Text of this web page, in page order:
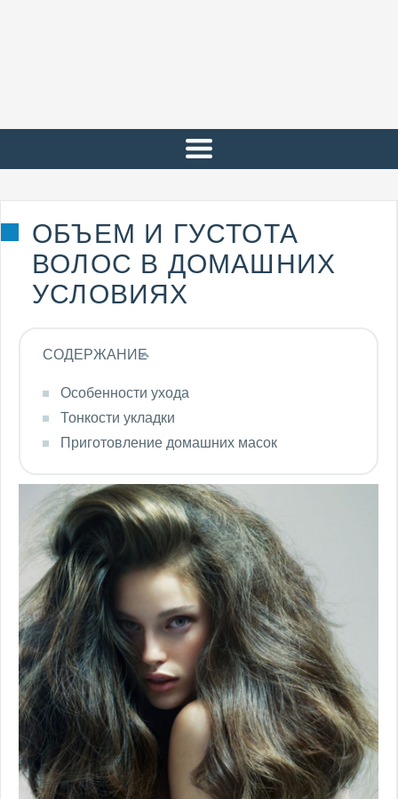
ОБЪЕМ И ГУСТОТА
ВОЛОС В ДОМАШНИХ
УСЛОВИЯХ
СОДЕРЖАНИЕ
Особенности ухода
Тонкости укладки
Приготовление домашних масок